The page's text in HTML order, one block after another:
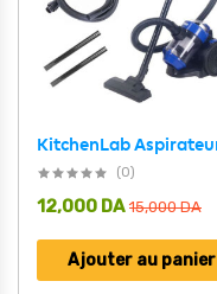
(0)
15,000DA
12,000 DA
Ajouter au panier